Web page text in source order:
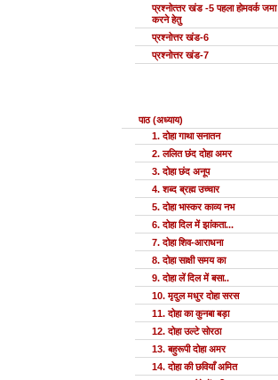
प्रश्‍नोत्‍तर खंड -5 पहला होमवर्क जमा
करने हेतु
प्रश्नोत्तर खंड-6
प्रश्नोत्तर खंड-7
पाठ (अध्याय)
1. दोहा गाथा सनातन
2. ललित छंद दोहा अमर
3. दोहा छंद अनूप
4. शब्द ब्रह्म उच्चार
5. दोहा भास्कर काव्य नभ
6. दोहा दिल में झांकता...
7. दोहा शिव-आराधना
8. दोहा साक्षी समय का
9. दोहा लें दिल में बसा..
10. मृदुल मधुर दोहा सरस
11. दोहा का कुनबा बड़ा
12. दोहा उल्टे सोरठा
13. बहुरूपी दोहा अमर
14. दोहा की छवियाँ अमित